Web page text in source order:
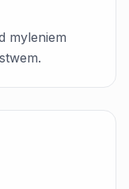
myleniem